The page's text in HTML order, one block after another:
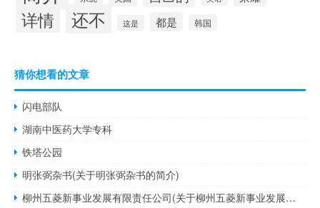
详情 还不 这是 都是 韩国
猜你想看的文章
闪电部队
湖南中医药大学专科
铁塔公园
明张弼杂书(关于明张弼杂书的简介)
柳州五菱新事业发展有限责任公司(关于柳州五菱新事业发展有限责任公司的简介)